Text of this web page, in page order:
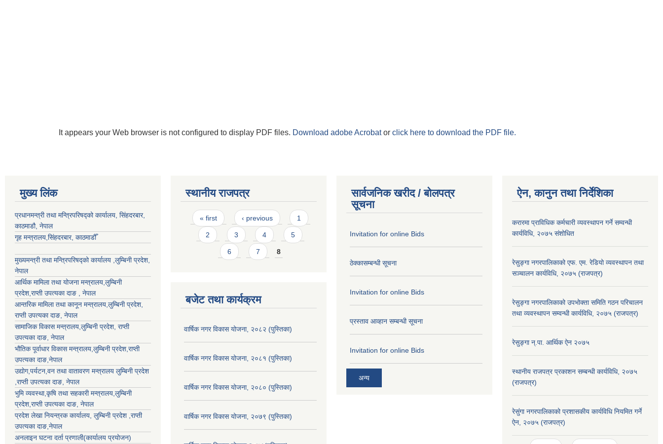
It appears your Web browser is not configured to display PDF files. Download adobe Acrobator click here to download the PDF file.
मुख्य लिंक
प्रधानमन्त्री तथा मन्त्रिपरिषद्को कार्यालय, सिंहदरबार,
काठमाडौ, नेपाल
गृह मन्त्रालय,सिंहदरबार, काठमाडौँ
मुख्यमन्त्री तथा मन्त्रिपरिषद्को कार्यालय ,लुम्बिनी प्रदेश,
नेपाल
आर्थिक मामिला तथा योजना मन्त्रालय, लुम्बिनी
प्रदेश ,राप्ती उपत्यका दाङ , नेपाल
आन्तरिक मामिला तथा कानून मन्त्रालय, लुम्बिनी प्रदेश
राप्ती उपत्यका दाङ , नेपाल
सामाजिक विकास मन्त्रालय, लुम्बिनी प्रदेश राप्ती
उपत्यका दाङ , नेपाल
भौतिक पूर्वाधार विकास मन्त्रालय, लुम्बिनी प्रदेश राप्ती
उपत्यका दाङ ,नेपाल
उद्याेग,पर्यटन,वन तथा वातावरण मन्त्रालय लुम्बिनी प्रदेश
राप्ती उपत्यका दाङ , नेपाल
भुमि व्यवस्था,कृषि तथा सहकारी मन्त्रालय, लुम्बिनी
प्रदेश राप्ती उपत्यका दाङ , नेपाल
प्रदेश लेखा नियन्त्रक कार्यालय, लुम्बिनी प्रदेश राप्ती
उपत्यका दाङ ,नेपाल
अनलाइन घटना दर्ता प्रणाली(कार्यालय प्रयोजन)
स्थानीय राजपत्र
Pages
« first ‹ previous 1
2 3 4 5
6 7 8
बजेट तथा कार्यक्रम
वार्षिक नगर विकास योजना, २०८२ (पुस्तिका)
वार्षिक नगर विकास योजना, २०८१ (पुस्तिका)
वार्षिक नगर विकास योजना, २०८० (पुस्तिका)
वार्षिक नगर विकास योजना, २०७९ (पुस्तिका)
सार्वजनिक खरीद / बोलपत्र
सूचना
Invitation for online Bids
ठेक्कासम्बन्धी सूचना
Invitation for online Bids
प्रस्ताव आव्हान सम्बन्धी सूचना
Invitation for online Bids
अन्य
ऐन, कानुन तथा निर्देशिका
करारमा प्राविधिक कर्मचारी व्यवस्थापन गर्ने सम्वन्धी
कार्यविधि, २०७५ संशोधित
रेसुङ्गा नगरपालिकाको एफ. एम. रेडियो व्यवस्थापन तथा
सञ्चालन कार्यविधि, २०७५ (राजपत्र)
रेसुङ्गा नगरपालिकाको उपभोक्ता समिति गठन परिचालन
तथा व्यवस्थापन सम्वन्धी कार्यविधि, २०७५ (राजपत्र)
रेसुङ्गा न्.पा. आर्थिक ऐन २०७५
स्थानीय राजपत्र प्रकाशन सम्बन्धी कार्यविधि, २०७५
(राजपत्र)
रेसुंगा नगरपालिकाको प्रशासकीय कार्यविधि नियमित गर्ने
ऐन, २०७५ (राजपत्र)